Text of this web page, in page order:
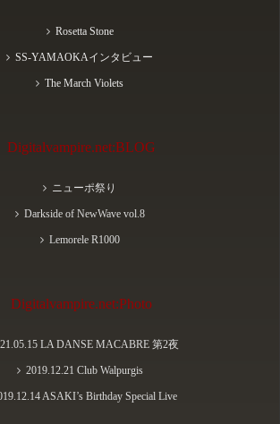
Rosetta Stone
SS-YAMAOKAインタビュー
The March Violets
Digitalvampire.net:BLOG
ニューポ祭り
Darkside of NewWave vol.8
Lemorele R1000
Digitalvampire.net:Photo
LA DANSE MACABRE 第2夜
2019.12.21 Club Walpurgis
ASAKI’s Birthday Special Live